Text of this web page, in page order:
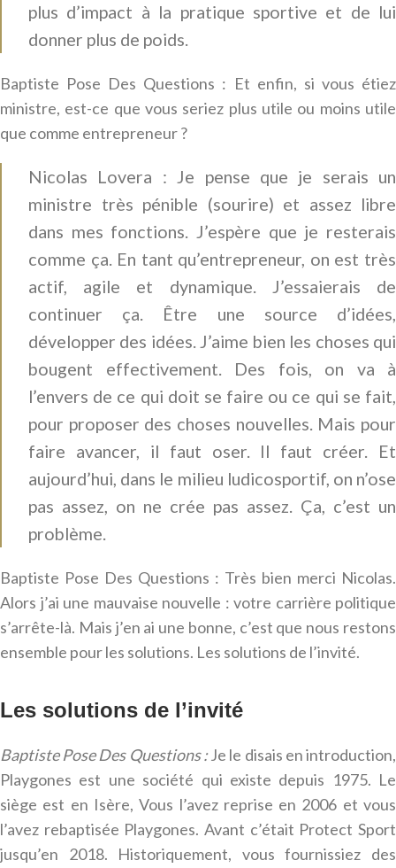
plus d’impact à la pratique sportive et de lui
donner plus de poids.
Baptiste Pose Des Questions : Et enfin, si vous étiez
ministre, est-ce que vous seriez plus utile ou moins utile
que comme entrepreneur ?
Nicolas Lovera : Je pense que je serais un
ministre très pénible (sourire) et assez libre
dans mes fonctions. J’espère que je resterais
comme ça. En tant qu’entrepreneur, on est très
actif, agile et dynamique. J’essaierais de
continuer ça. Être une source d’idées,
développer des idées. J’aime bien les choses qui
bougent effectivement. Des fois, on va à
l’envers de ce qui doit se faire ou ce qui se fait,
pour proposer des choses nouvelles. Mais pour
faire avancer, il faut oser. Il faut créer. Et
aujourd’hui, dans le milieu ludicosportif, on n’ose
pas assez, on ne crée pas assez. Ça, c’est un
problème.
Baptiste Pose Des Questions : Très bien merci Nicolas.
Alors j’ai une mauvaise nouvelle : votre carrière politique
s’arrête-là. Mais j’en ai une bonne, c’est que nous restons
ensemble pour les solutions. Les solutions de l’invité.
Les solutions de l’invité
Baptiste Pose Des Questions :Je le disais en introduction,
Playgones est une société qui existe depuis 1975. Le
siège est en Isère, Vous l’avez reprise en 2006 et vous
l’avez rebaptisée Playgones. Avant c’était Protect Sport
jusqu’en 2018. Historiquement, vous fournissiez des